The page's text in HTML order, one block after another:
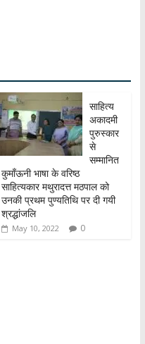
साहित्य
अकादमी
पुरुस्कार
से
सम्मानित
कुमाँऊनी भाषा के वरिष्ठ
साहित्यकार मथुरादत्त मठपाल को
उनकी प्रथम पुण्यतिथि पर दी गयी
श्रद्धांजलि
May 10, 2022 0